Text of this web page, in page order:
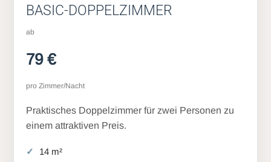
BASIC-DOPPELZIMMER
ab
79 €
pro Zimmer/Nacht
Praktisches Doppelzimmer für zwei Personen zu
einem attraktiven Preis.
14 m²